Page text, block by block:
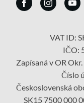
VAT ID:
IČO:
Zapísaná v OR
Číslo
Československá
SK15 7500 000